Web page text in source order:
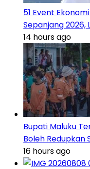
51 Event
Sepanjang 2026,
14 hours ago
Bupati Maluku
Boleh
16 hours ago